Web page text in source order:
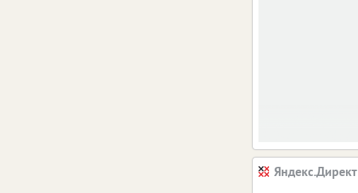
Яндекс.Директ